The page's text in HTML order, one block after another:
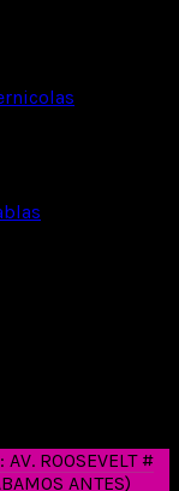
ROOSEVELT #
ANTES)